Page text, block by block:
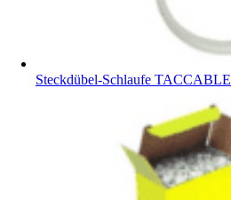
Steckdübel-Schlaufe TACCABLE